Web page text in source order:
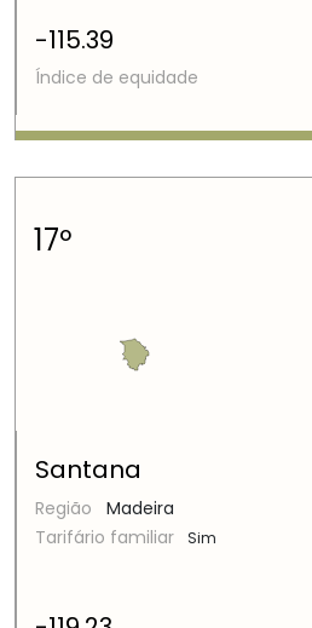
-115.39
Índice de equidade
17º
Santana
Região
Madeira
Tarifário familiar
Sim